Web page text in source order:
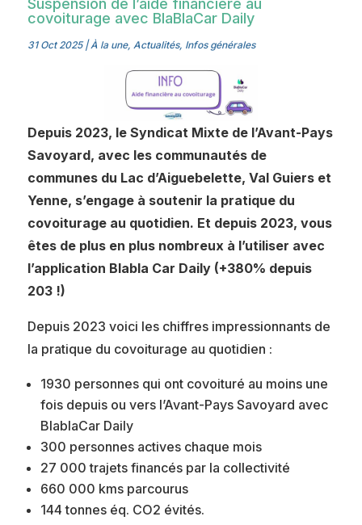
covoiturage avec BlaBlaCar Daily
31 Oct 2025|À la une, Actualités, Infos générales
Depuis 2023, le Syndicat Mixte de l’Avant-Pays
Savoyard, avec les communautés de
communes du Lac d’Aiguebelette, Val Guiers et
Yenne, s’engage à soutenir la pratique du
covoiturage au quotidien. Et depuis 2023, vous
êtes de plus en plus nombreux à l’utiliser avec
l’application Blabla Car Daily (+380% depuis
203 !)
Depuis 2023 voici les chiffres impressionnants de
la pratique du covoiturage au quotidien :
1930 personnes qui ont covoituré au moins une
fois depuis ou vers l’Avant-Pays Savoyard avec
BlablaCar Daily
300 personnes actives chaque mois
27 000 trajets financés par la collectivité
660 000 kms parcourus
144 tonnes éq. CO2 évités.